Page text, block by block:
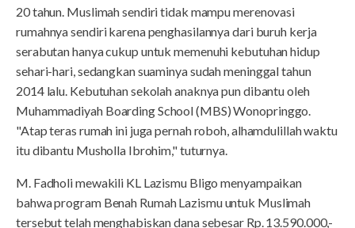
20 tahun. Muslimah sendiri tidak mampu merenovasi
rumahnya sendiri karena penghasilannya dari buruh kerja
serabutan hanya cukup untuk memenuhi kebutuhan hidup
sehari-hari, sedangkan suaminya sudah meninggal tahun
2014 lalu. Kebutuhan sekolah anaknya pun dibantu oleh
Muhammadiyah Boarding School (MBS) Wonopringgo.
"Atap teras rumah ini juga pernah roboh, alhamdulillah waktu
itu dibantu Musholla Ibrohim," tuturnya.
M. Fadholi mewakili KL Lazismu Bligo menyampaikan
bahwa program Benah Rumah Lazismu untuk Muslimah
tersebut telah menghabiskan dana sebesar Rp. 13.590.000,-